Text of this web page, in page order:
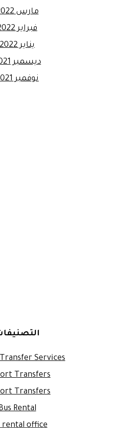
مارس 2022
فبراير 2022
يناير 2022
ديسمبر 2021
نوفمبر 2021
Services
Transfers
Transfers
Rental
rental office